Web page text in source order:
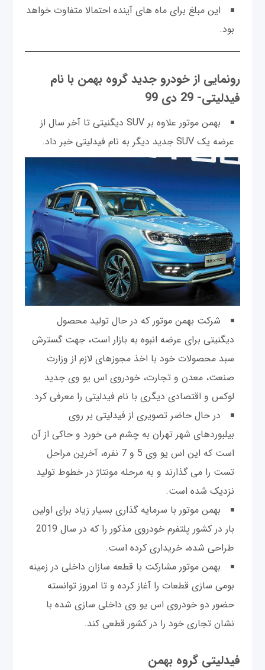
این مبلغ برای ماه های آینده احتمالا متفاوت خواهد
بود.
رونمایی از خودرو جدید گروه بهمن با نام
فیدلیتی- 29 دی 99
بهمن موتور علاوه بر SUV دیگنیتی تا آخر سال از
عرضه یک SUV جدید دیگر به نام فیدلیتی خبر داد.
شرکت بهمن موتور که در حال تولید محصول
دیگنیتی برای عرضه انبوه به بازار است، جهت گسترش
سبد محصولات خود با اخذ مجوزهای لازم از وزارت
صنعت، معدن و تجارت، خودروی اس یو وی جدید
لوکس و اقتصادی دیگری با نام فیدلیتی را معرفی کرد.
در حال حاضر تصویری از فیدلیتی بر روی
بیلبوردهای شهر تهران به چشم می خورد و حاکی از آن
است که این اس یو وی 5 و 7 نفره، آخرین مراحل
تست را می گذارند و به مرحله مونتاژ در خطوط تولید
نزدیک شده است.
بهمن موتور با سرمایه گذاری بسیار زیاد برای اولین
بار در کشور پلتفرم خودروی مذکور را که در سال 2019
طراحی شده، خریداری کرده است.
بهمن موتور مشارکت با قطعه سازان داخلی در زمینه
بومی سازی قطعات را آغاز کرده و تا امروز توانسته
حضور دو خودروی اس یو وی داخلی سازی شده با
نشان تجاری خود را در کشور قطعی کند.
فیدلیتی گروه بهمن